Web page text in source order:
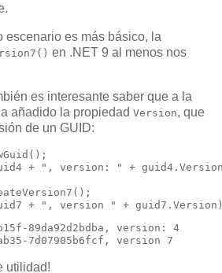
escenario es más básico, la
en .NET 9 al menos nos
es interesante saber que a la
añadido la propiedad Version, que
de un GUID:
+ ", version: " +
89da92d2bdba, version: 4
utilidad!